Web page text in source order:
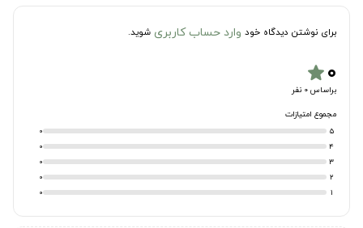
برای نوشتن دیدگاه خود وارد حساب کاربری شوید.
۰star
براساس 0 نفر
مجموع امتیازات
5
0
4
0
3
0
2
0
1
0